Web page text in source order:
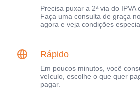
Precisa puxar a 2ª via do
Faça uma consulta de graça
agora e veja condições
Rápido
Em poucos minutos, você
veículo, escolhe o que quer
pagar.